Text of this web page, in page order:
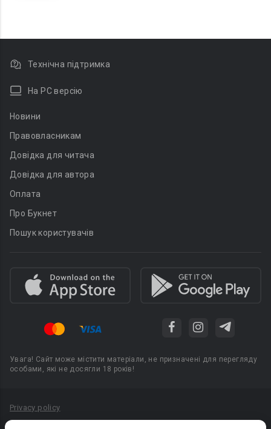
Технічна підтримка
На PC версію
Новини
Правовласникам
Довідка для читача
Довідка для автора
Оплата
Про Букнет
Пошук користувачів
Увага! Сайт може містити матеріали, не призначені для перегляду
особами, які не досягли 18 років!
Privacy policy